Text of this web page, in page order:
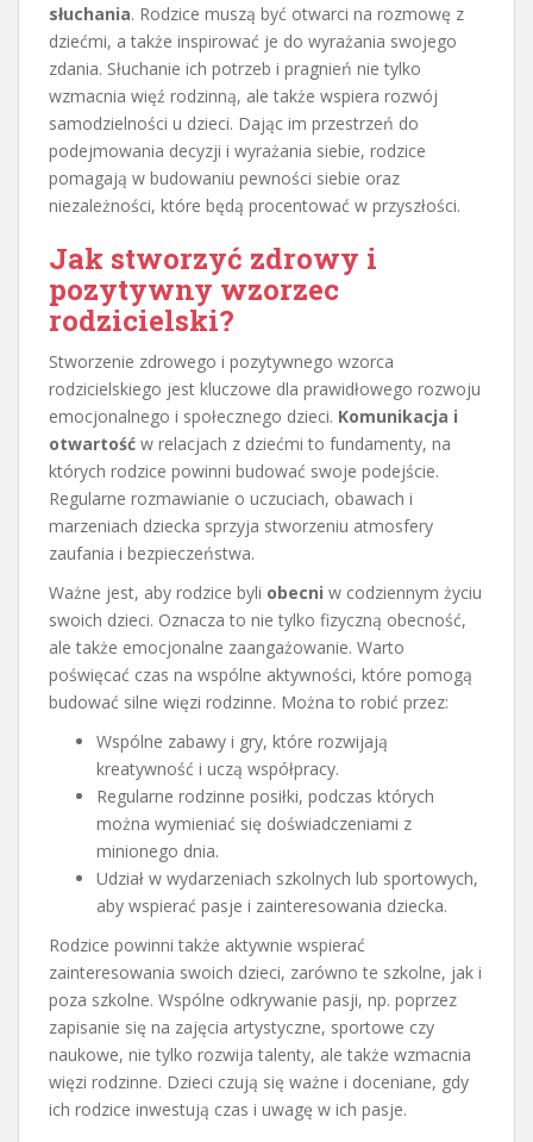
słuchania. Rodzice muszą być otwarci na rozmowę z
dziećmi, a także inspirować je do wyrażania swojego
zdania. Słuchanie ich potrzeb i pragnień nie tylko
wzmacnia więź rodzinną, ale także wspiera rozwój
samodzielności u dzieci. Dając im przestrzeń do
podejmowania decyzji i wyrażania siebie, rodzice
pomagają w budowaniu pewności siebie oraz
niezależności, które będą procentować w przyszłości.
Jak stworzyć zdrowy i
pozytywny wzorzec
rodzicielski?
Stworzenie zdrowego i pozytywnego wzorca
rodzicielskiego jest kluczowe dla prawidłowego rozwoju
emocjonalnego i społecznego dzieci. Komunikacja i
otwartość w relacjach z dziećmi to fundamenty, na
których rodzice powinni budować swoje podejście.
Regularne rozmawianie o uczuciach, obawach i
marzeniach dziecka sprzyja stworzeniu atmosfery
zaufania i bezpieczeństwa.
Ważne jest, aby rodzice byli obecni w codziennym życiu
swoich dzieci. Oznacza to nie tylko fizyczną obecność,
ale także emocjonalne zaangażowanie. Warto
poświęcać czas na wspólne aktywności, które pomogą
budować silne więzi rodzinne. Można to robić przez:
Wspólne zabawy i gry, które rozwijają
kreatywność i uczą współpracy.
Regularne rodzinne posiłki, podczas których
można wymieniać się doświadczeniami z
minionego dnia.
Udział w wydarzeniach szkolnych lub sportowych,
aby wspierać pasje i zainteresowania dziecka.
Rodzice powinni także aktywnie wspierać
zainteresowania swoich dzieci, zarówno te szkolne, jak i
poza szkolne. Wspólne odkrywanie pasji, np. poprzez
zapisanie się na zajęcia artystyczne, sportowe czy
naukowe, nie tylko rozwija talenty, ale także wzmacnia
więzi rodzinne. Dzieci czują się ważne i doceniane, gdy
ich rodzice inwestują czas i uwagę w ich pasje.